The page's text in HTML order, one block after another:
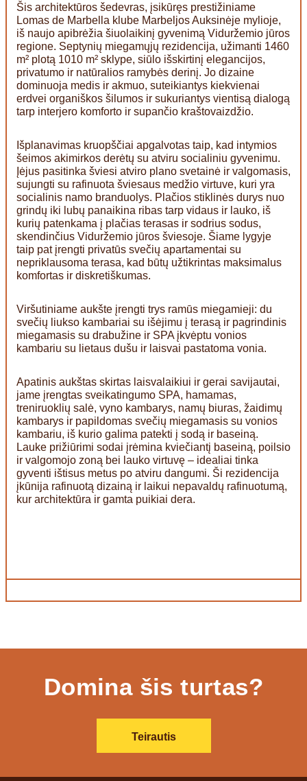
Šis architektūros šedevras, įsikūręs prestižiniame
Lomas de Marbella klube Marbeljos Auksinėje mylioje,
iš naujo apibrėžia šiuolaikinį gyvenimą Viduržemio jūros
regione. Septynių miegamųjų rezidencija, užimanti 1460
m² plotą 1010 m² sklype, siūlo išskirtinį elegancijos,
privatumo ir natūralios ramybės derinį. Jo dizaine
dominuoja medis ir akmuo, suteikiantys kiekvienai
erdvei organiškos šilumos ir sukuriantys vientisą dialogą
tarp interjero komforto ir supančio kraštovaizdžio.
Išplanavimas kruopščiai apgalvotas taip, kad intymios
šeimos akimirkos derėtų su atviru socialiniu gyvenimu.
Įėjus pasitinka šviesi atviro plano svetainė ir valgomasis,
sujungti su rafinuota šviesaus medžio virtuve, kuri yra
socialinis namo branduolys. Plačios stiklinės durys nuo
grindų iki lubų panaikina ribas tarp vidaus ir lauko, iš
kurių patenkama į plačias terasas ir sodrius sodus,
skendinčius Viduržemio jūros šviesoje. Šiame lygyje
taip pat įrengti privatūs svečių apartamentai su
nepriklausoma terasa, kad būtų užtikrintas maksimalus
komfortas ir diskretiškumas.
Viršutiniame aukšte įrengti trys ramūs miegamieji: du
svečių liukso kambariai su išėjimu į terasą ir pagrindinis
miegamasis su drabužine ir SPA įkvėptu vonios
kambariu su lietaus dušu ir laisvai pastatoma vonia.
Apatinis aukštas skirtas laisvalaikiui ir gerai savijautai,
jame įrengtas sveikatingumo SPA, hamamas,
treniruoklių salė, vyno kambarys, namų biuras, žaidimų
kambarys ir papildomas svečių miegamasis su vonios
kambariu, iš kurio galima patekti į sodą ir baseiną.
Lauke prižiūrimi sodai įrėmina kviečiantį baseiną, poilsio
ir valgomojo zoną bei lauko virtuvę – idealiai tinka
gyventi ištisus metus po atviru dangumi. Ši rezidencija
įkūnija rafinuotą dizainą ir laikui nepavaldų rafinuotumą,
kur architektūra ir gamta puikiai dera.
Domina šis turtas?
Teirautis